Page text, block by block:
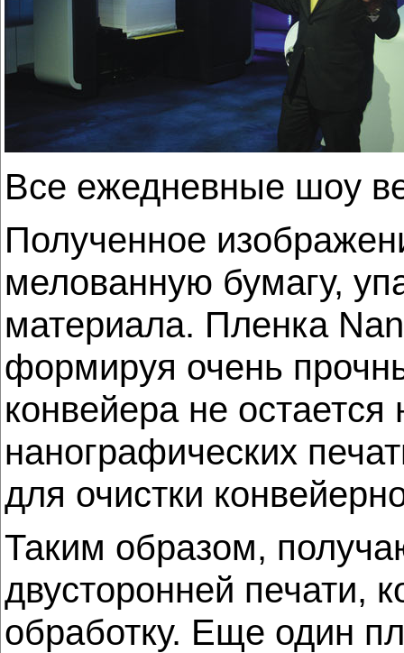
Все ежедневные шоу
Полученное
мелованную бумагу,
материала. Пленка
формируя очень
конвейера не остается
нанографических
для очистки
Таким образом,
двусторонней печати,
обработку. Еще один